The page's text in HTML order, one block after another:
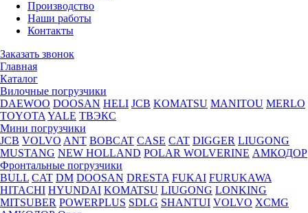
Производство
Наши работы
Контакты
Заказать звонок
Главная
Каталог
Вилочные погрузчики
DAEWOO DOOSAN HELI JCB KOMATSU MANITOU MERLO
TOYOTA YALE ТВЭКС
Мини погрузчики
JCB VOLVO ANT BOBCAT CASE CAT DIGGER LIUGONG
MUSTANG NEW HOLLAND POLAR WOLVERINE АМКОДОР
Фронтальные погрузчики
BULL CAT DM DOOSAN DRESTA FUKAI FURUKAWA
HITACHI HYUNDAI KOMATSU LIUGONG LONKING
MITSUBER POWERPLUS SDLG SHANTUI VOLVO XCMG